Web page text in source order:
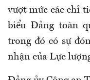
vượt mức các chỉ
biểu Đảng toàn
trong đó có sự
nhận của Lực